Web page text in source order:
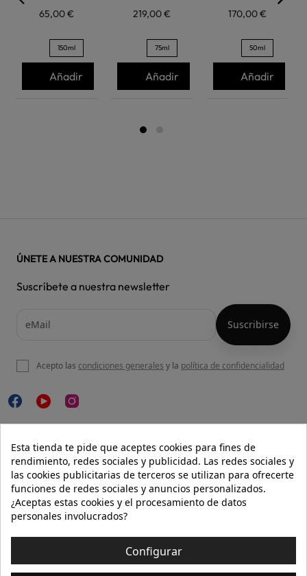
65,00 €
150ml
Añadir
219,00 €
75ml
Añadir
170,00 €
50ml
Añadir
NUESTRA WEB
AYUDA
INFORMACIÓN 
ÚNETE A NUESTRA COMUNIDAD
Suscríbete a nuestra newsletter
Acepto las condiciones generales y la política de confidencialidad
Esta tienda te pide que aceptes cookies para fines de
rendimiento, redes sociales y publicidad. Las redes sociales y
las cookies publicitarias de terceros se utilizan para ofrecerte
funciones de redes sociales y anuncios personalizados.
¿Aceptas estas cookies y el procesamiento de datos
personales involucrados?
Configurar